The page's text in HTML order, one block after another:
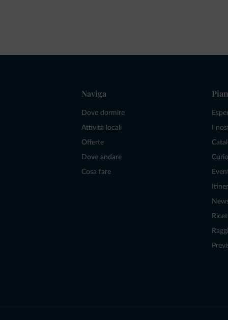
Naviga
Dove dormire
Attività locali
Offerte
Dove andare
Cosa fare
I